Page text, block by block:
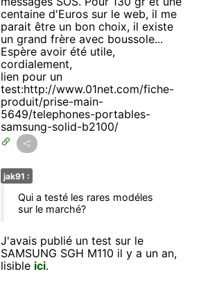
centaine d'Euros sur le web, il me
parait être un bon choix, il existe
un grand frère avec boussole...
Espère avoir été utile,
cordialement,
lien pour un
test:http://www.01net.com/fiche-
produit/prise-main-
5649/telephones-portables-
samsung-solid-b2100/
jak91 :
Qui a testé les rares modéles
sur le marché?
J'avais publié un test sur le
SAMSUNG SGH M110 il y a un an,
lisible ici.